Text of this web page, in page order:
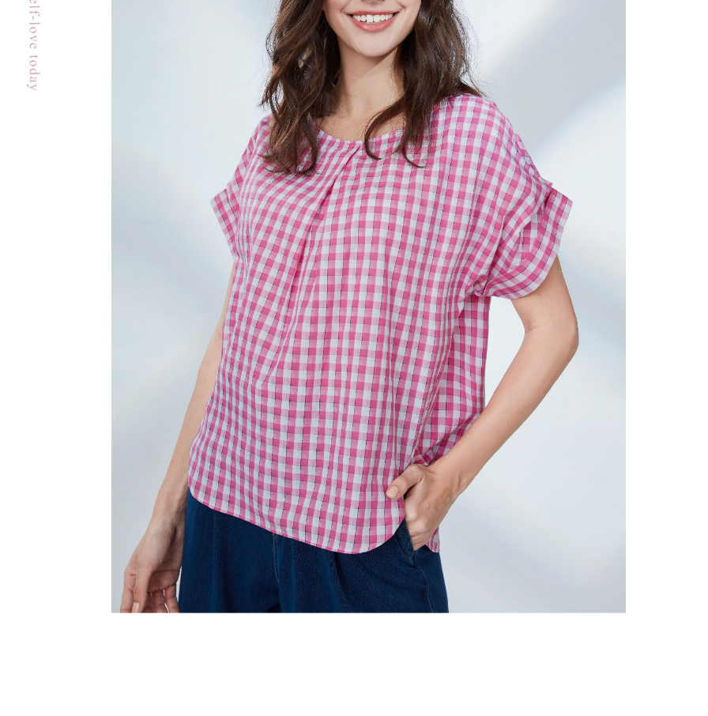
２．關於個人資料處理事宜，請瀏覽以下網址：
https://aftee.tw/terms/#terms3
３．未成年的使用者請事先徵得法定代理人或監護人之同意方可使用
「AFTEE先享後付」，若未經同意申辦者引起之損失，本公司不負相關責
任。
４．使用「AFTEE先享後付」時，將依據個別帳號之用戶狀況，依本公司
即時審查核予不同之上限額度；若仍有額度不足之情形，本公司將視審查
結果請求用戶進行身份認證。
５．嚴禁一人註冊多個帳號或使用他人資訊註冊。若發現惡意使用之情
形，恩沛科技股份有限公司將有權停止該用戶之使用額度並採取法律行
動。